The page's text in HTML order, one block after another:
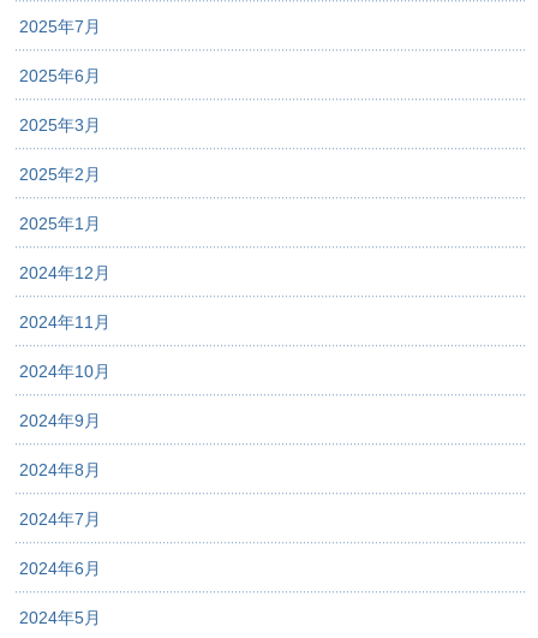
2025年7月
2025年6月
2025年3月
2025年2月
2025年1月
2024年12月
2024年11月
2024年10月
2024年9月
2024年8月
2024年7月
2024年6月
2024年5月